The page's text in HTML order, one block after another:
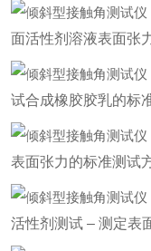
面活性剂溶液表面张
试合成橡胶胶乳的标
表面张力的标准测试
活性剂测试 – 测定表